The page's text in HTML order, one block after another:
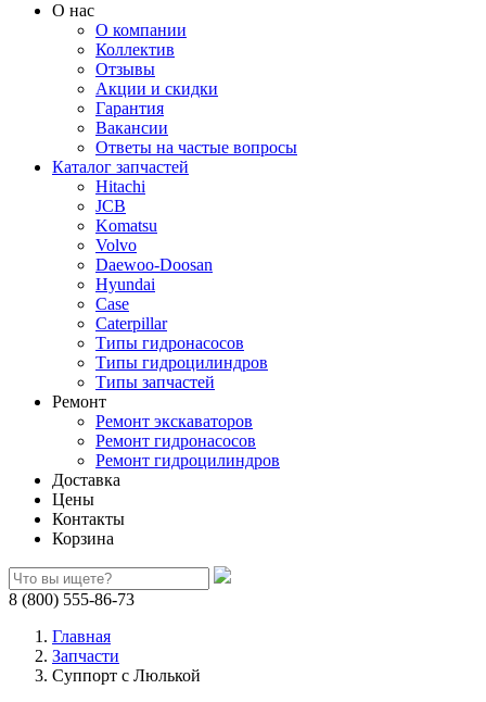
О нас
О компании
Коллектив
Отзывы
Акции и скидки
Гарантия
Вакансии
Ответы на частые вопросы
Каталог запчастей
Hitachi
JCB
Komatsu
Volvo
Daewoo-Doosan
Hyundai
Case
Caterpillar
Типы гидронасосов
Типы гидроцилиндров
Типы запчастей
Ремонт
Ремонт экскаваторов
Ремонт гидронасосов
Ремонт гидроцилиндров
Доставка
Цены
Контакты
Корзина
8 (800) 555-86-73
Главная
Запчасти
Суппорт с Люлькой